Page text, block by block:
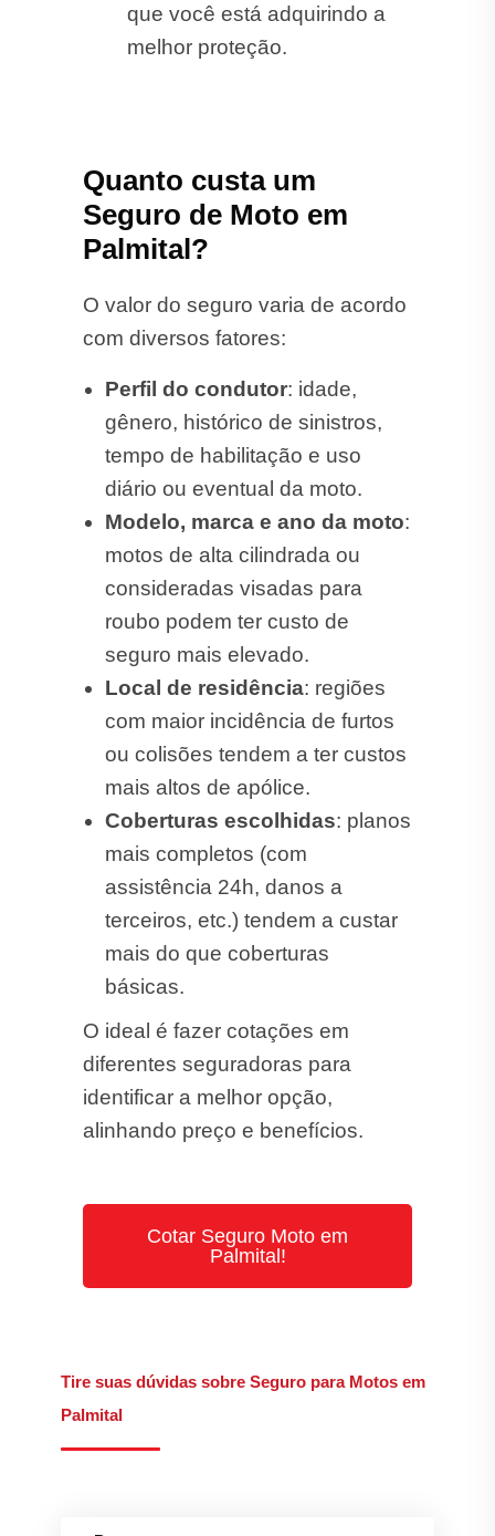
que você está adquirindo a
melhor proteção.
Quanto custa um
Seguro de Moto em
Palmital?
O valor do seguro varia de acordo
com diversos fatores:
Perfil do condutor: idade,
gênero, histórico de sinistros,
tempo de habilitação e uso
diário ou eventual da moto.
Modelo, marca e ano da moto:
motos de alta cilindrada ou
consideradas visadas para
roubo podem ter custo de
seguro mais elevado.
Local de residência: regiões
com maior incidência de furtos
ou colisões tendem a ter custos
mais altos de apólice.
Coberturas escolhidas: planos
mais completos (com
assistência 24h, danos a
terceiros, etc.) tendem a custar
mais do que coberturas
básicas.
O ideal é fazer cotações em
diferentes seguradoras para
identificar a melhor opção,
alinhando preço e benefícios.
Cotar Seguro Moto em
Palmital!
Tire suas dúvidas sobre Seguro para Motos em
Palmital